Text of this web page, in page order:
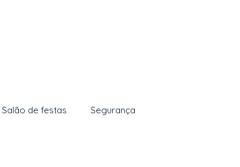
Salão de festas
Segurança